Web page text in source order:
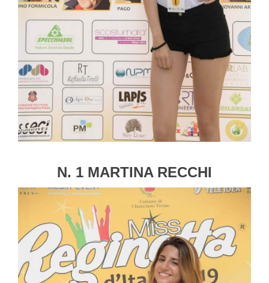
N. 1 MARTINA RECCHI